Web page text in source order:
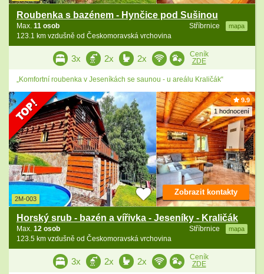
Roubenka s bazénem - Hynčice pod Sušinou
Stříbrnice mapa
Max. 11 osob
123.1 km vzdušně od Českomoravská vrchovina
3x 2x 2x
Ceník
ZDE
„Komfortní roubenka v Jeseníkách se saunou - u areálu Kraličák“
9.9
1 hodnocení
2M-003
Horský srub - bazén a vířivka - Jeseníky - Kraličák
Stříbrnice mapa
Max. 12 osob
123.5 km vzdušně od Českomoravská vrchovina
Zobrazit kontakty
3x 2x 2x
Ceník
ZDE